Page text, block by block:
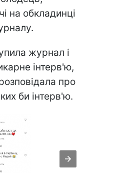
на обкладинці
журнал і
інтерв'ю,
про
би інтерв'ю.